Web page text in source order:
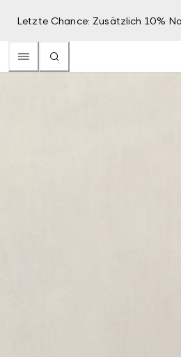
Letzte Chance: Zusätzlich 10%